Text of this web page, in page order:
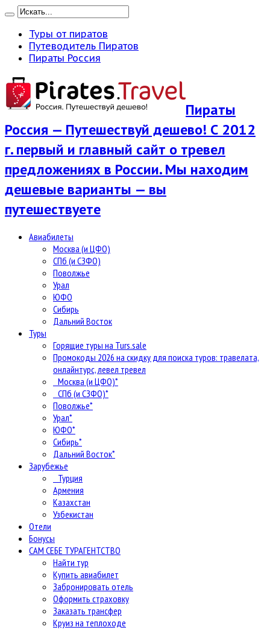
Туры от пиратов
Путеводитель Пиратов
Пираты Россия
Пираты
Россия — Путешествуй дешево! С 2012
г. первый и главный сайт о тревел
предложениях в России. Мы находим
дешевые варианты — вы
путешествуете
Авиабилеты
Москва (и ЦФО)
СПб (и СЗФО)
Поволжье
Урал
ЮФО
Сибирь
Дальний Восток
Туры
Горящие туры на Turs.sale
Промокоды 2026 на скидку для поиска туров: травелата,
онлайнтурс, левел тревел
Москва (и ЦФО)*
СПб (и СЗФО)*
Поволжье*
Урал*
ЮФО*
Сибирь*
Дальний Восток*
Зарубежье
Турция
Армения
Казахстан
Узбекистан
Отели
Бонусы
САМ СЕБЕ ТУРАГЕНТСТВО
Найти тур
Купить авиабилет
Забронировать отель
Оформить страховку
Заказать трансфер
Круиз на теплоходе